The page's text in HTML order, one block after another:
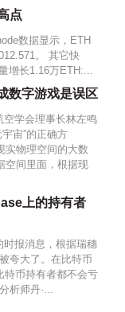
点
数据显示，ETH
。 其它快
增长1.16万ETH:...
数字游戏是误区
空学会理事长林左鸣
宙”的正确方
实物理空间的大数
空间里面，根据现
上的持有者
时报消息，根据瑞穗
夸大了。在比特币
特币持有者都不会亏
析师丹·...